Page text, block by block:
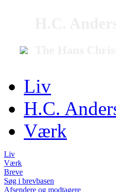
Liv
H.C.
Værk
Liv
Værk
Breve
Søg i brevbasen
Afsendere og modtagere